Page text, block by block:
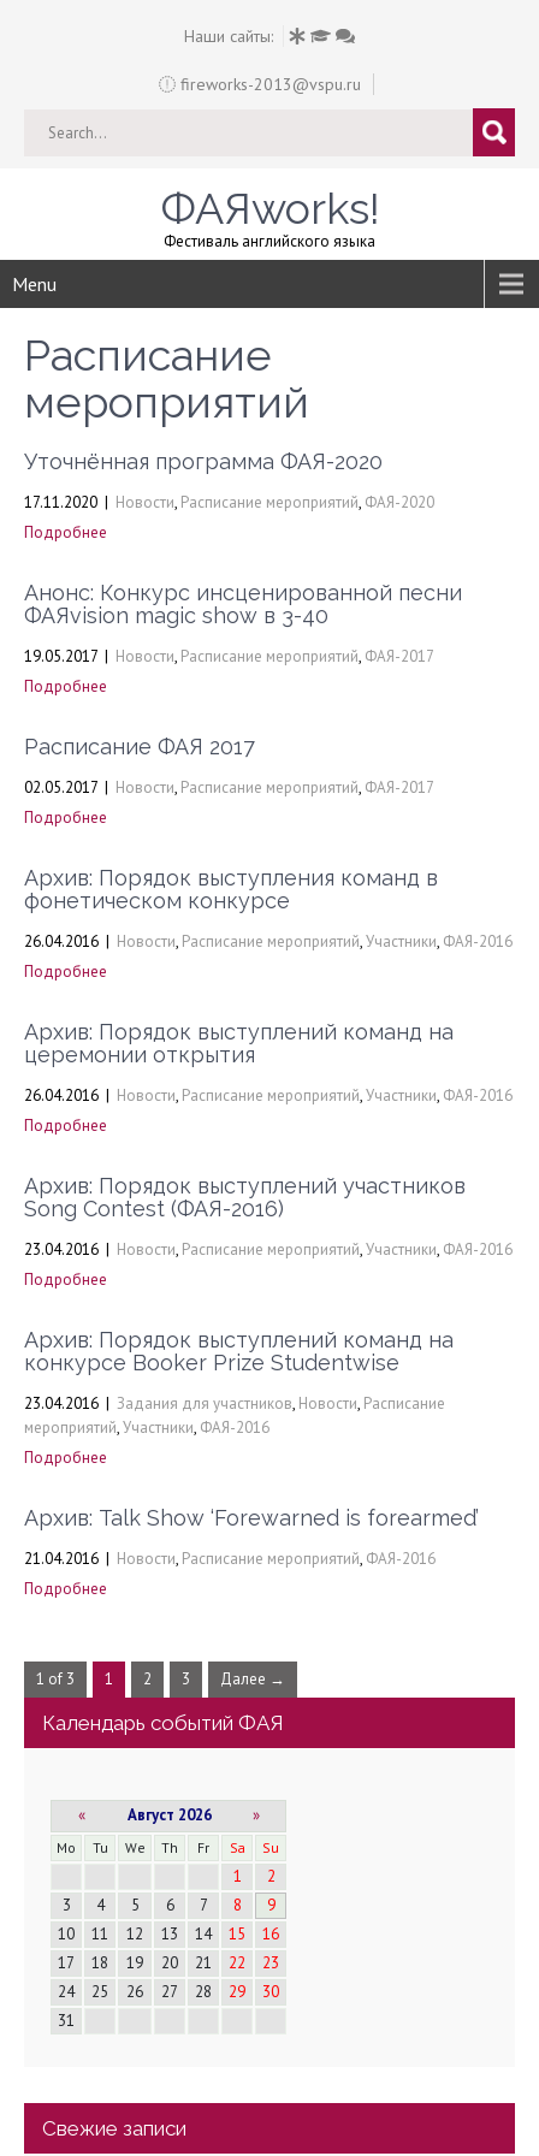
Наши сайты:
fireworks-2013@vspu.ru
ФАЯworks!
Фестиваль английского языка
Menu
Расписание
мероприятий
Уточнённая программа ФАЯ-2020
17.11.2020 | Новости, Расписание мероприятий, ФАЯ-2020
Подробнее
Анонс: Конкурс инсценированной песни
ФАЯvision magic show в 3-40
19.05.2017 | Новости, Расписание мероприятий, ФАЯ-2017
Подробнее
Расписание ФАЯ 2017
02.05.2017 | Новости, Расписание мероприятий, ФАЯ-2017
Подробнее
Архив: Порядок выступления команд в
фонетическом конкурсе
26.04.2016 | Новости, Расписание мероприятий,Участники, ФАЯ-2016
Подробнее
Архив: Порядок выступлений команд на
церемонии открытия
26.04.2016 | Новости, Расписание мероприятий,Участники, ФАЯ-2016
Подробнее
Архив: Порядок выступлений участников
Song Contest (ФАЯ-2016)
23.04.2016 | Новости, Расписание мероприятий,Участники, ФАЯ-2016
Подробнее
Архив: Порядок выступлений команд на
конкурсе Booker Prize Studentwise
23.04.2016 | Задания для участников, Новости, Расписание
мероприятий,Участники, ФАЯ-2016
Подробнее
Архив: Talk Show ‘Forewarned is forearmed’
21.04.2016 | Новости, Расписание мероприятий, ФАЯ-2016
Подробнее
1 of 3 1 2 3 Далее →
Календарь событий ФАЯ
« Август 2026 »
Mo Tu We Th Fr Sa Su
1
2
3
4 5 6 7 8
9
10
11 12 13 14 15
16
17
18 19 20 21 22
23
24
25 26 27 28 29
30
31
Свежие записи